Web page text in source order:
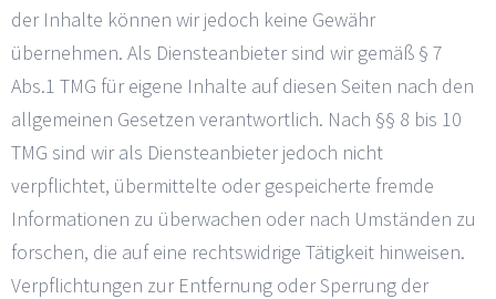
der Inhalte können wir jedoch keine Gewähr
übernehmen. Als Diensteanbieter sind wir gemäß § 7
Abs.1 TMG für eigene Inhalte auf diesen Seiten nach den
allgemeinen Gesetzen verantwortlich. Nach §§ 8 bis 10
TMG sind wir als Diensteanbieter jedoch nicht
verpflichtet, übermittelte oder gespeicherte fremde
Informationen zu überwachen oder nach Umständen zu
forschen, die auf eine rechtswidrige Tätigkeit hinweisen.
Verpflichtungen zur Entfernung oder Sperrung der